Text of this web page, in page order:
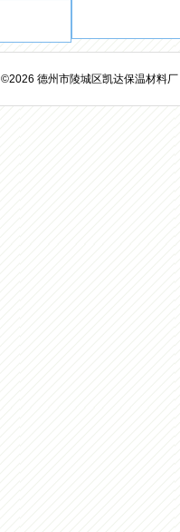
©2026 德州市陵城区凯达保温材料